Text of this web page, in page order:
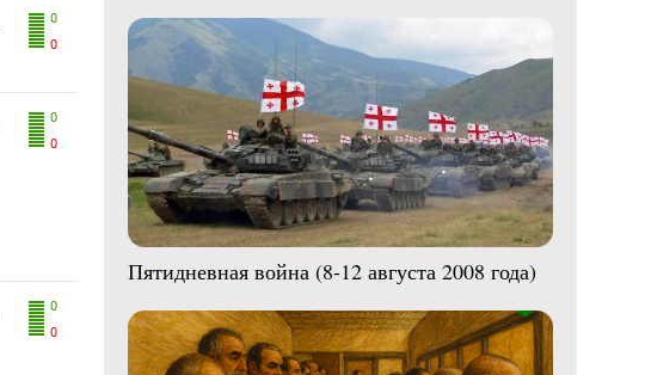
0
0
0
0
0
0
Пятидневная война (8-12 августа 2008 года)